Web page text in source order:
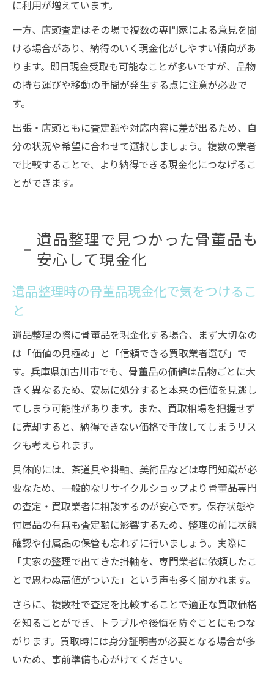
に利用が増えています。
一方、店頭査定はその場で複数の専門家による意見を聞
ける場合があり、納得のいく現金化がしやすい傾向があ
ります。即日現金受取も可能なことが多いですが、品物
の持ち運びや移動の手間が発生する点に注意が必要で
す。
出張・店頭ともに査定額や対応内容に差が出るため、自
分の状況や希望に合わせて選択しましょう。複数の業者
で比較することで、より納得できる現金化につなげるこ
とができます。
遺品整理で見つかった骨董品も
安心して現金化
遺品整理時の骨董品現金化で気をつけるこ
と
遺品整理の際に骨董品を現金化する場合、まず大切なの
は「価値の見極め」と「信頼できる買取業者選び」で
す。兵庫県加古川市でも、骨董品の価値は品物ごとに大
きく異なるため、安易に処分すると本来の価値を見逃し
てしまう可能性があります。また、買取相場を把握せず
に売却すると、納得できない価格で手放してしまうリス
クも考えられます。
具体的には、茶道具や掛軸、美術品などは専門知識が必
要なため、一般的なリサイクルショップより骨董品専門
の査定・買取業者に相談するのが安心です。保存状態や
付属品の有無も査定額に影響するため、整理の前に状態
確認や付属品の保管も忘れずに行いましょう。実際に
「実家の整理で出てきた掛軸を、専門業者に依頼したこ
とで思わぬ高値がついた」という声も多く聞かれます。
さらに、複数社で査定を比較することで適正な買取価格
を知ることができ、トラブルや後悔を防ぐことにもつな
がります。買取時には身分証明書が必要となる場合が多
いため、事前準備も心がけてください。